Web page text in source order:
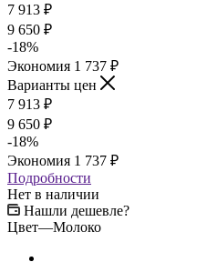
7 913 ₽
9 650 ₽
-18%
Экономия 1 737 ₽
Варианты цен
7 913 ₽
9 650 ₽
-18%
Экономия 1 737 ₽
Подробности
Нет в наличии
Нашли дешевле?
Цвет—Молоко